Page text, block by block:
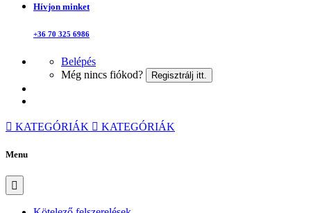
Hívjon minket
+36 70 325 6986
Belépés
Még nincs fiókod?
Regisztrálj itt.
KATEGÓRIÁK KATEGÓRIÁK
Menu